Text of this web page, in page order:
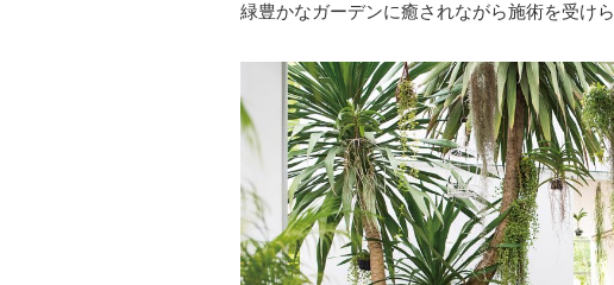
緑豊かなガーデンに癒されながら施術を受け